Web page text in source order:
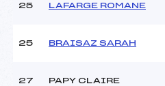
25 LAFARGE ROMANE
25 BRAISAZ SARAH
27 PAPY CLAIRE